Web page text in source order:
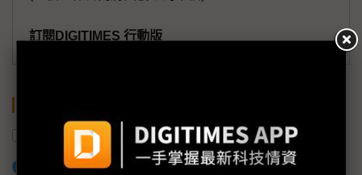
訂閱DIGITIMES 行動版
無人機
加入已選取到「關鍵字追蹤」